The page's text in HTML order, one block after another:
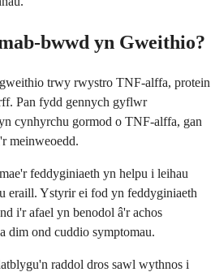
bwwd yn Gweithio?
trwy rwystro TNF-alffa, protein
Pan fydd gennych gyflwr
cynhyrchu gormod o TNF-alffa, gan
meinweoedd.
feddyginiaeth yn helpu i leihau
eraill. Ystyrir ei fod yn feddyginiaeth
i'r afael yn benodol â'r achos
dim ond cuddio symptomau.
raddol dros sawl wythnos i